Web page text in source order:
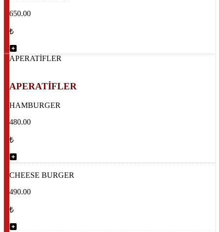
650.00
₺
APERATİFLER
APERATİFLER
HAMBURGER
480.00
₺
CHEESE BURGER
490.00
₺